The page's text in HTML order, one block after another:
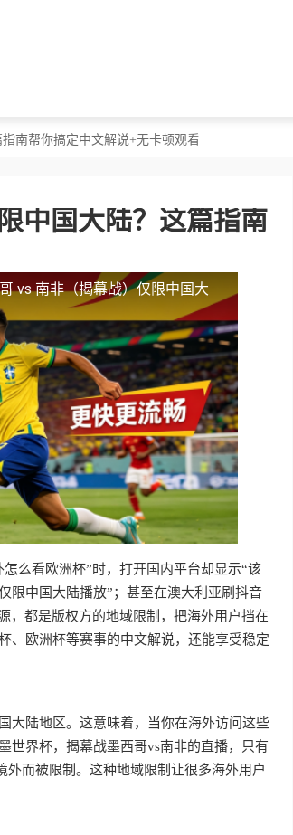
南帮你搞定中文解说+无卡顿观看
中国大陆？这篇指南
vs 南非（揭幕战）仅限中国大
么看欧洲杯”时，打开国内平台却显示“该
限中国大陆播放”；甚至在澳大利亚刷抖音
，都是版权方的地域限制，把海外用户挡在
、欧洲杯等赛事的中文解说，还能享受稳定
大陆地区。这意味着，当你在海外访问这些
世界杯，揭幕战墨西哥vs南非的直播，只有
而被限制。这种地域限制让很多海外用户